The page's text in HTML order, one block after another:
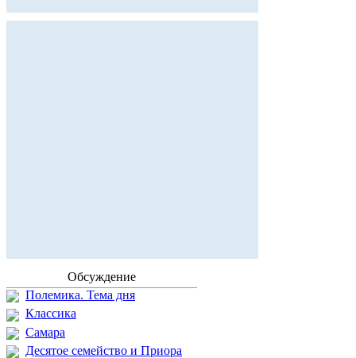
Обсуждение
Полемика. Тема дня
Классика
Самара
Десятое семейство и Приора